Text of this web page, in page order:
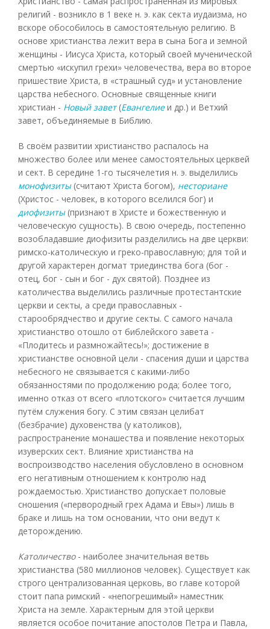
религий - возникло в 1 веке н. э. как секта иудаизма, но
вскоре обособилось в самостоятельную религию. В
основе христианства лежит вера в сына Бога и земной
женщины - Иисуса Христа, который своей мученической
смертью «искупил грехи» человечества, вера во второе
пришествие Христа, в «страшный суд» и установление
царства небесного. Основные священные книги
христиан - Новый завет(Евангелиеи др.) и Ветхий
завет, объединяемые в Библию.
В своём развитии христианство распалось на
множество более или менее самостоятельных церквей
и сект. В середине 1-го тысячелетия н. э. выделились
монофизиты(считают Христа богом), несториане
(Христос - человек, в которого вселился бог) и
диофизиты(признают в Христе и божественную и
человеческую сущность). В свою очередь, постепенно
возобладавшие диофизиты разделились на две церкви:
римско-католическую и греко-православную; для той и
другой характерен догмат триединства бога (бог -
отец, бог - сын и бог - дух святой). Позднее из
католичества выделились различные протестантские
церкви и секты, а среди православных -
старообрядчество и другие секты. С самого начала
христианство отошло от библейского завета -
«Плодитесь и размножайтесь!»; достижение в
христианстве основной цели - спасения души и царства
небесного не связывается с какими-либо
обязанностями по продолжению рода; более того,
именно отказ от всего «плотского» считается лучшим
путём служения богу. С этим связан целибат
(безбрачие) духовенства (у католиков),
распространение монашества и появление некоторых
изуверских сект. Влияние христианства на
воспроизводство населения обусловлено в основном
его негативным отношением к контролю над
рождаемостью. Христианство допускает половые
сношения («первородный грех Адама и Евы») лишь в
браке и лишь на том основании, что они ведут к
деторождению.
Католичество- наиболее значительная ветвь
христианства (580 миллионов человек). Существует как
строго централизованная церковь, во главе которой
стоит папа римский - «непогрешимый» наместник
Христа на земле. Характерным для этой церкви
является особое почитание апостолов Петра и Павла,